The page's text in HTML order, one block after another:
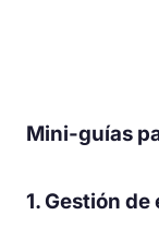
Mini-guías
1. Gestión